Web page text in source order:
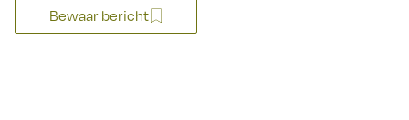
Bewaar bericht